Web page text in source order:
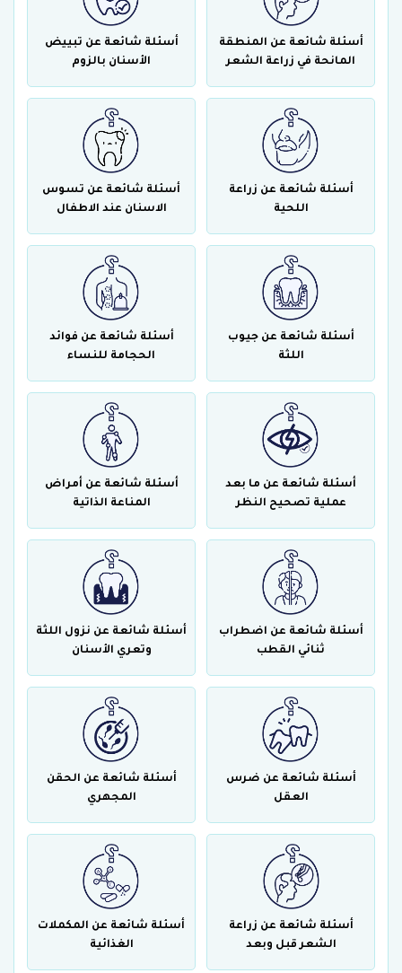
أسئلة شائعة عن المنطقة
المانحة في زراعة الشعر
أسئلة شائعة عن تبييض
الأسنان بالزوم
أسئلة شائعة عن زراعة
اللحية
أسئلة شائعة عن تسوس
الاسنان عند الاطفال
أسئلة شائعة عن جيوب
اللثة
أسئلة شائعة عن فوائد
الحجامة للنساء
أسئلة شائعة عن ما بعد
عملية تصحيح النظر
أسئلة شائعة عن أمراض
المناعة الذاتية
أسئلة شائعة عن اضطراب
ثنائي القطب
أسئلة شائعة عن نزول اللثة
وتعري الأسنان
أسئلة شائعة عن ضرس
العقل
أسئلة شائعة عن الحقن
المجهري
أسئلة شائعة عن زراعة
الشعر قبل وبعد
أسئلة شائعة عن المكملات
الغذائية